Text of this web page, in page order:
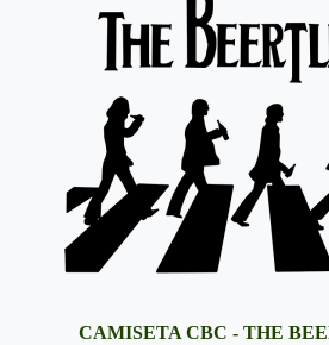
CAMISETA CBC - THE